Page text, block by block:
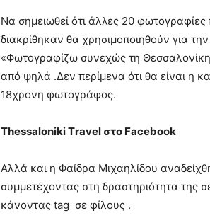
Να σημειωθεί ότι άλλες 20
διακρίθηκαν θα χρησιμοποιηθούν για
«Φωτογραφίζω συνεχώς τη
από ψηλά .Δεν περίμενα ότι θα είναι η
18χρονη φωτογράφος.
Τhessaloniki Τravel στο Facebook
Αλλά και η Φαίδρα Μιχαηλίδου
συμμετέχοντας στη δραστηριότητα
κάνοντας tag σε φίλους .